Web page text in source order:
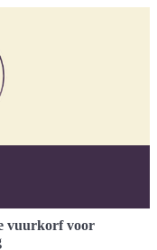
vuurkorf voor